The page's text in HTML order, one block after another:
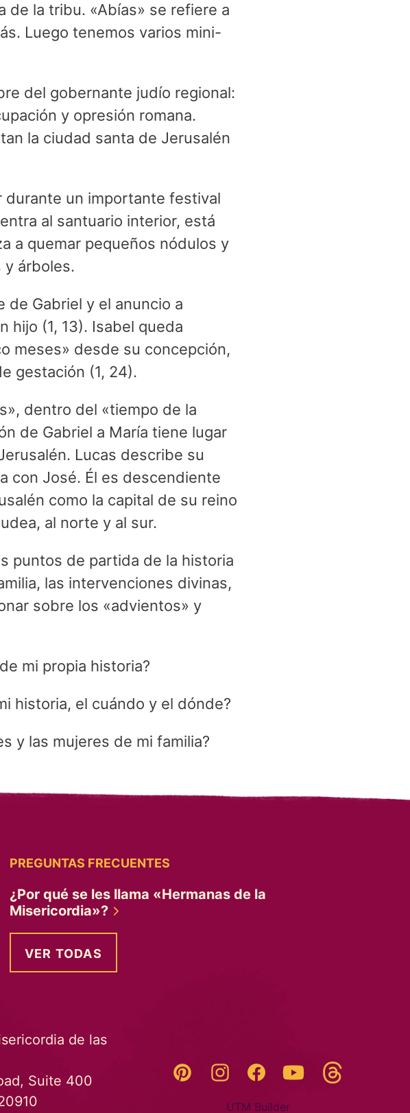
de la tribu. «Abías» se refiere a
Luego tenemos varios mini-
del gobernante judío regional:
y opresión romana.
la ciudad santa de Jerusalén
durante un importante festival
al santuario interior, está
a quemar pequeños nódulos y
y árboles.
de Gabriel y el anuncio a
hijo (1, 13). Isabel queda
meses» desde su concepción,
gestación (1, 24).
dentro del «tiempo de la
de Gabriel a María tiene lugar
Lucas describe su
con José. Él es descendiente
como la capital de su reino
al norte y al sur.
puntos de partida de la historia
las intervenciones divinas,
sobre los «advientos» y
mi propia historia?
historia, el cuándo y el dónde?
y las mujeres de mi familia?
PREGUNTAS FRECUENTES
¿Por qué se les llama «Hermanas de la
Misericordia»?
VER TODAS
de las
Suite 400
Pinterest InstagramFacebookYouTube
UTM Builder